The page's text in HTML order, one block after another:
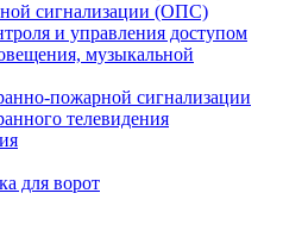
сигнализации (ОПС)
и управления доступом
музыкальной
пожарной сигнализации
телевидения
для ворот